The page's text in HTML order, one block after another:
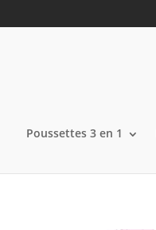
Poussettes 3 en 1